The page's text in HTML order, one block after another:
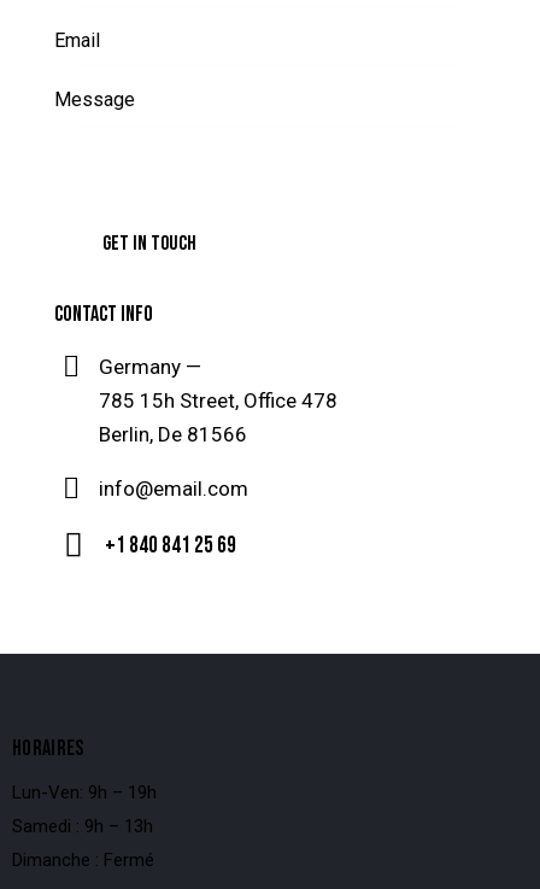
CONTACT INFO
Germany —
785 15h Street, Office 478
Berlin, De 81566
info@email.com
+1 840 841 25 69
HORAIRES
Lun-Ven: 9h – 19h
Samedi : 9h – 13h
Dimanche : Fermé